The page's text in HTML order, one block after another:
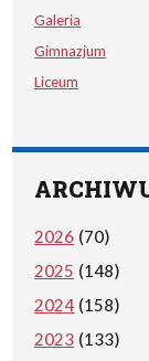
Galeria
Gimnazjum
Liceum
2026 (70)
2025 (148)
2024 (158)
2023 (133)